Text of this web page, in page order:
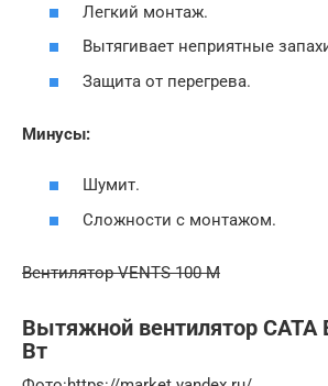
Легкий монтаж.
Вытягивает неприятные
Защита от перегрева.
Минусы:
Шумит.
Сложности с монтажом.
Вентилятор VENTS 100 М
Вытяжной вентилятор CATA
Вт